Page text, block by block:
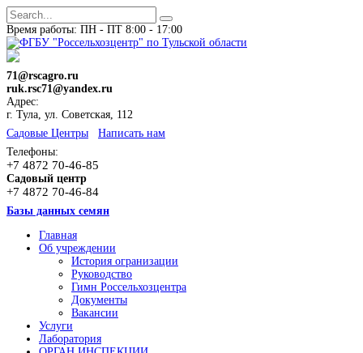
Время работы: ПН - ПТ 8:00 - 17:00
71@rscagro.ru
ruk.rsc71@yandex.ru
Адрес:
г. Тула, ул. Советская, 112
Cадовые Центры
Написать нам
Телефоны:
+7 4872 70-46-85
Садовый центр
+7 4872 70-46-84
Базы данных семян
Главная
Об учреждении
История огранизации
Руководство
Гимн Россельхозцентра
Документы
Вакансии
Услуги
Лаборатория